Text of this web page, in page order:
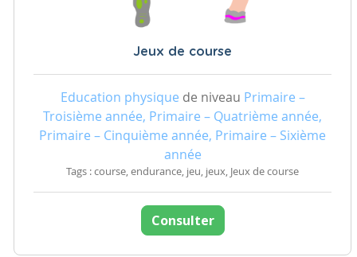
Jeux de course
Education physique de niveau Primaire –
Troisième année, Primaire – Quatrième année,
Primaire – Cinquième année, Primaire – Sixième
année
Tags : course, endurance, jeu, jeux, Jeux de course
Consulter